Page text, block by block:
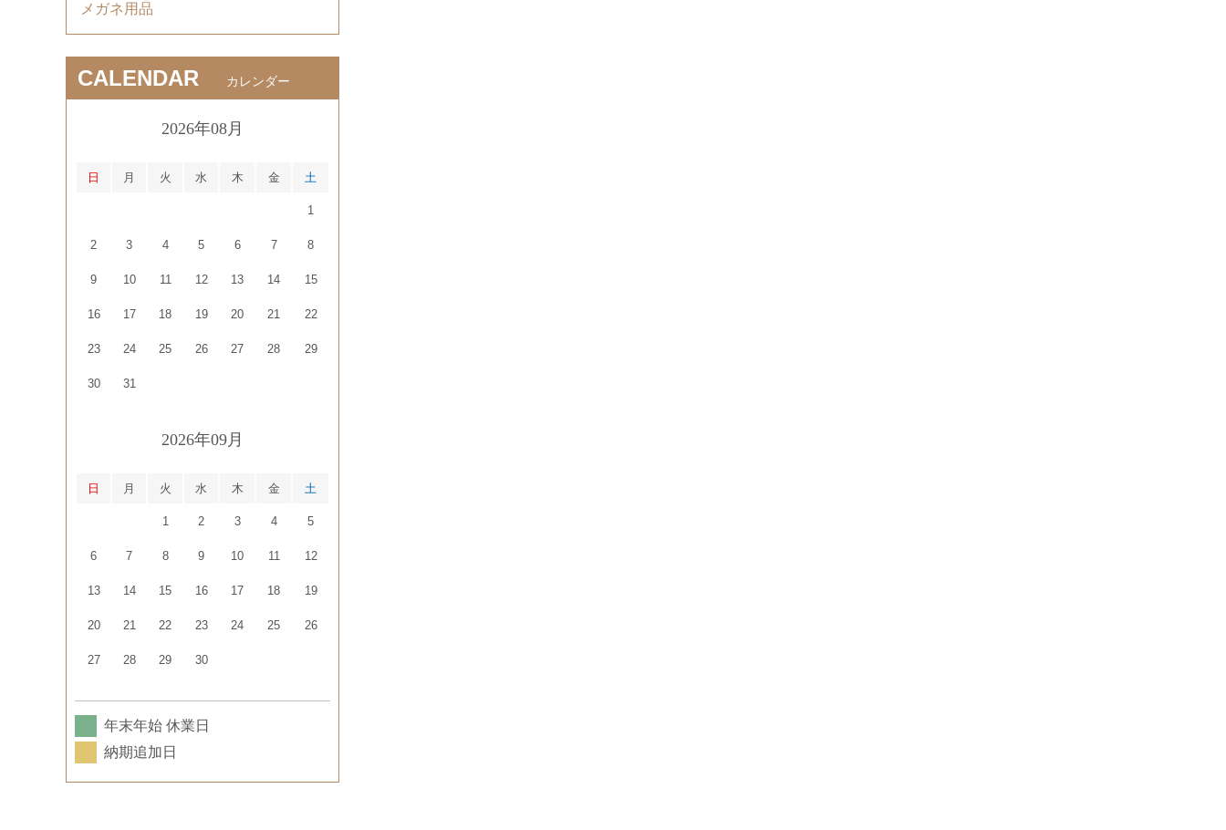
メガネ用品
CALENDAR カレンダー
2026年08月
日 月 火 水 木 金 土
1
2 3 4 5 6 7 8
9 10 11 12 13 14 15
16 17 18 19 20 21 22
23 24 25 26 27 28 29
30 31
2026年09月
日 月 火 水 木 金 土
1 2 3 4 5
6 7 8 9 10 11 12
13 14 15 16 17 18 19
20 21 22 23 24 25 26
27 28 29 30
年末年始 休業日
納期追加日